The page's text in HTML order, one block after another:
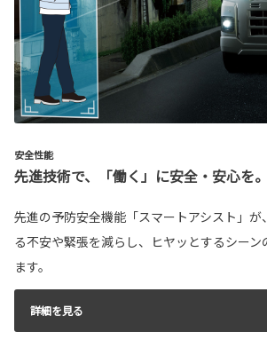
安全性能
先進技術で、「働く」に安全・安心を。
先進の予防安全機能「スマートアシスト」が
る不安や緊張を減らし、ヒヤッとするシーン
ます。
詳細を見る